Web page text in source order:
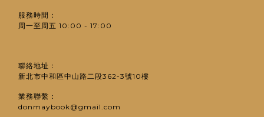
服務時間：
周一至周五 10:00 - 17:00
聯絡地址：
新北市中和區中山路二段362-3號10樓
業務聯繫：
donmaybook@gmail.com